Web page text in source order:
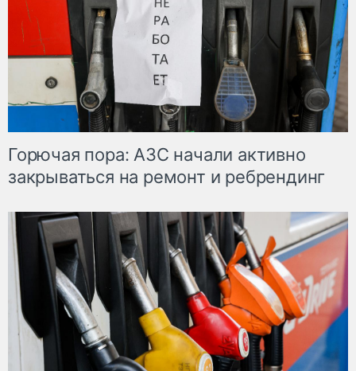
Горючая пора: АЗС начали активно
закрываться на ремонт и ребрендинг